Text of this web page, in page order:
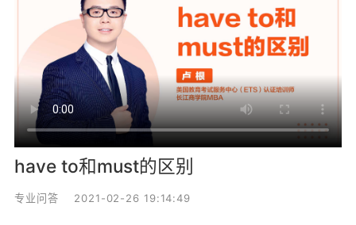
have to和must的区别
专业问答 2021-02-26 19:14:49